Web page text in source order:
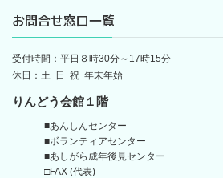
お問合せ窓口一覧
受付時間：平日８時30分～17時15分
休日：土･日･祝･年末年始
りんどう会館１階
■あんしんセンター
■ボランティアセンター
■あしがら成年後見センター
□FAX (代表)